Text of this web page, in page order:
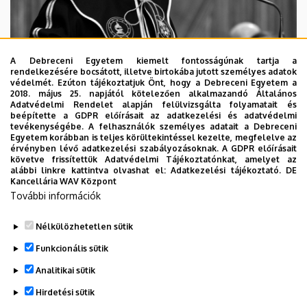
2026. augusztus 5.
Díszdoktorát gyászolja a Debreceni
Egyetem
INTÉZMÉNYI TTK TUDOMÁNY
A Debreceni Egyetem kiemelt fontosságúnak tartja a
rendelkezésére bocsátott, illetve birtokába jutott személyes adatok
védelmét. Ezúton tájékoztatjuk Önt, hogy a Debreceni Egyetem a
2018. május 25. napjától kötelezően alkalmazandó Általános
Adatvédelmi Rendelet alapján felülvizsgálta folyamatait és
beépítette a GDPR előírásait az adatkezelési és adatvédelmi
tevékenységébe. A felhasználók személyes adatait a Debreceni
Egyetem korábban is teljes körültekintéssel kezelte, megfelelve az
érvényben lévő adatkezelési szabályozásoknak. A GDPR előírásait
követve frissítettük Adatvédelmi Tájékoztatónkat, amelyet az
alábbi linkre kattintva olvashat el:Adatkezelési tájékoztató. DE
Kancellária WAV Központ
További információk
Nélkülözhetetlen sütik
Funkcionális sütik
Analitikai sütik
Hirdetési sütik